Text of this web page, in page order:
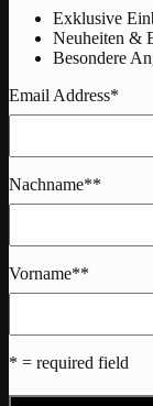
Exklusive
Neuheiten &
Besondere
Email Address*
Nachname**
Vorname**
* = required field